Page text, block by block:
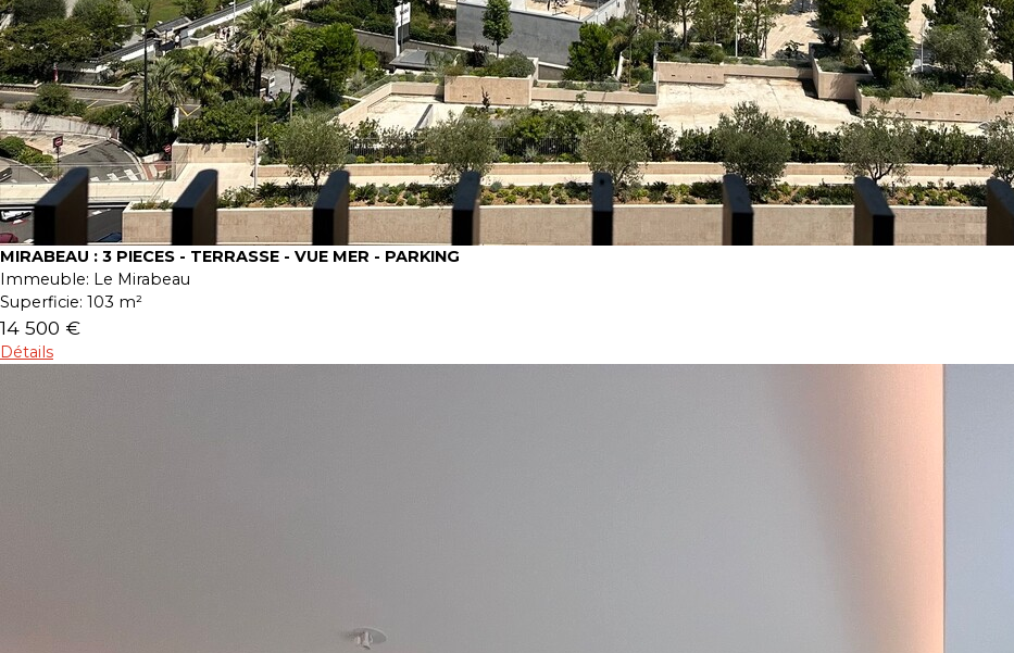
MIRABEAU : 3 PIECES - TERRASSE - VUE MER - PARKING
Immeuble: Le Mirabeau
Superficie: 103 m²
14 500 €
Détails